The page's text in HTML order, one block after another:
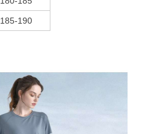
185-190